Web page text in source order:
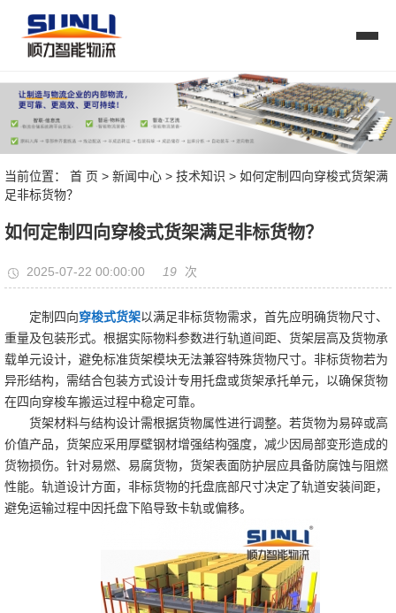
当前位置： 首 页 > 新闻中心 > 技术知识 > 如何定制四向穿梭式货架满
足非标货物？
如何定制四向穿梭式货架满足非标货物？
2025-07-22 00:00:00 19 次
定制四向穿梭式货架以满足非标货物需求，首先应明确货物尺寸、
重量及包装形式。根据实际物料参数进行轨道间距、货架层高及货物承
载单元设计，避免标准货架模块无法兼容特殊货物尺寸。非标货物若为
异形结构，需结合包装方式设计专用托盘或货架承托单元，以确保货物
在四向穿梭车搬运过程中稳定可靠。
货架材料与结构设计需根据货物属性进行调整。若货物为易碎或高
价值产品，货架应采用厚壁钢材增强结构强度，减少因局部变形造成的
货物损伤。针对易燃、易腐货物，货架表面防护层应具备防腐蚀与阻燃
性能。轨道设计方面，非标货物的托盘底部尺寸决定了轨道安装间距，
避免运输过程中因托盘下陷导致卡轨或偏移。